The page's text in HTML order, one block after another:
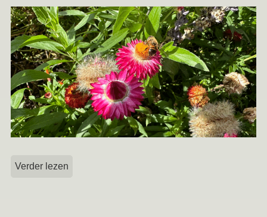
Verder lezen